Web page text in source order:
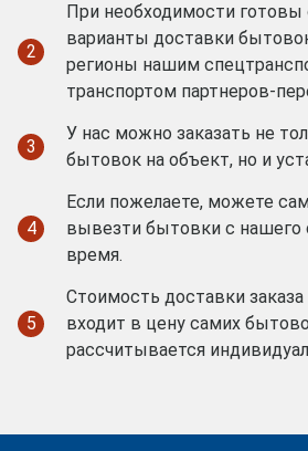
2
При необходимости готовы
варианты доставки
регионы нашим
транспортом партнеров-
3
У нас можно заказать не
бытовок на объект, но и
4
Если пожелаете, можете
вывезти бытовки с нашего
время.
5
Стоимость доставки заказа
входит в цену самих
рассчитывается